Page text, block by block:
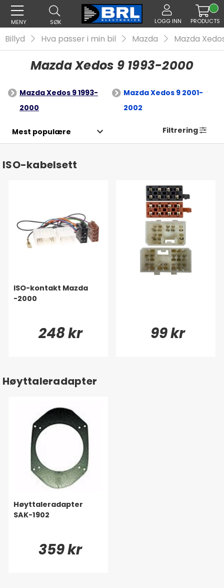
MENY SØK LOGG INN PRODUCTS
Billyd Hva passer i min bil Mazda Mazda
Mazda Xedos 9 1993-2000
Mazda Xedos 9 1993-
2000
Mazda Xedos 9 2001-
2002
Filtrering
ISO-kabelsett
ISO-kontakt Mazda
-2000
248 kr 99 kr
Høyttaleradapter
Høyttaleradapter
SAK-1902
359 kr